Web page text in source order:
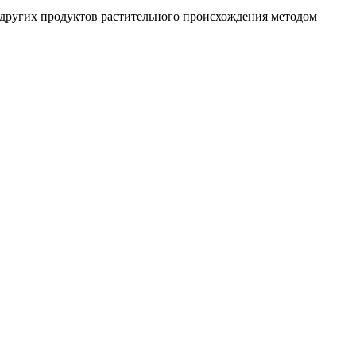
продуктов растительного происхождения методом